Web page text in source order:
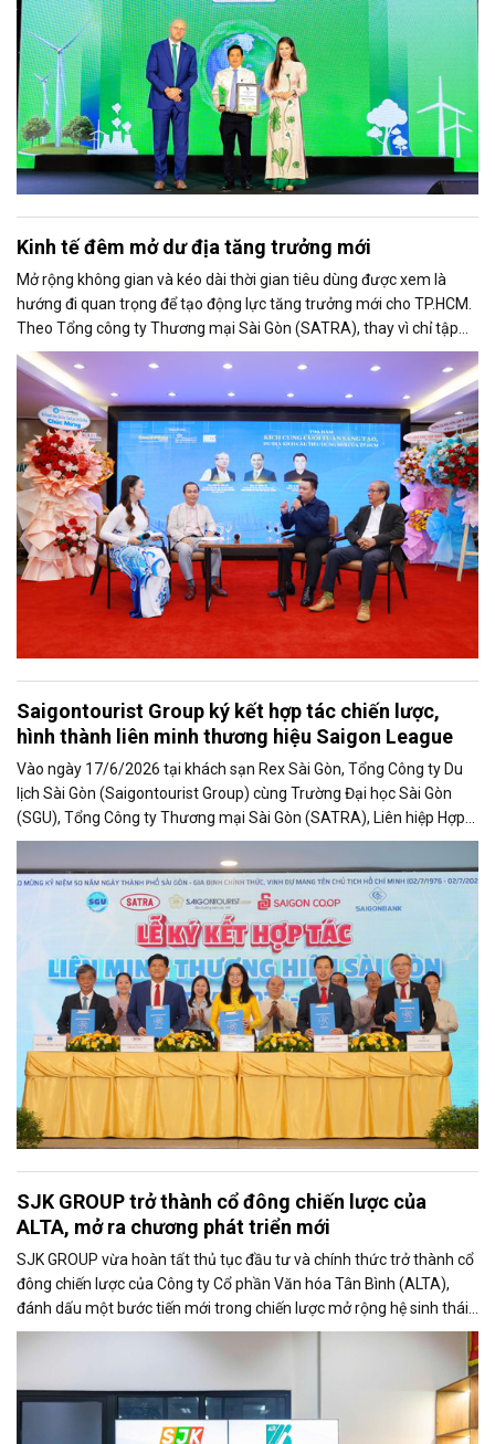
đại lấy
Kinh tế đêm mở dư địa tăng trưởng mới
Mở rộng không gian và kéo dài thời gian tiêu dùng được xem là
hướng đi quan trọng để tạo động lực tăng trưởng mới cho TP.HCM.
Theo Tổng công ty Thương mại Sài Gòn (SATRA), thay vì chỉ tập
trung vào các chương trình khuyến mại ngắn hạn, thành phố cần
phát triển hệ sinh thái tiêu dùng gắn với kinh tế cuối tuần, kinh tế
đêm, du lịch và công nghệ để gia tăng sức mua bền vững.
Saigontourist Group ký kết hợp tác chiến lược,
hình thành liên minh thương hiệu Saigon League
Vào ngày 17/6/2026 tại khách sạn Rex Sài Gòn, Tổng Công ty Du
lịch Sài Gòn (Saigontourist Group) cùng Trường Đại học Sài Gòn
(SGU), Tổng Công ty Thương mại Sài Gòn (SATRA), Liên hiệp Hợp
tác xã Thương mại TP. Hồ Chí Minh (Saigon Co.op) và Ngân hàng
TMCP Sài Gòn Công Thương (Saigonbank) chính thức ký kết Bản
ghi nhớ hợp tác giai đoạn 2026 – 2030, hình thành Liên minh
Thương hiệu Sài Gòn – Saigon League.
SJK GROUP trở thành cổ đông chiến lược của
ALTA, mở ra chương phát triển mới
SJK GROUP vừa hoàn tất thủ tục đầu tư và chính thức trở thành cổ
đông chiến lược của Công ty Cổ phần Văn hóa Tân Bình (ALTA),
đánh dấu một bước tiến mới trong chiến lược mở rộng hệ sinh thái
hoạt động và gia tăng năng lực phát triển dài hạn của doanh